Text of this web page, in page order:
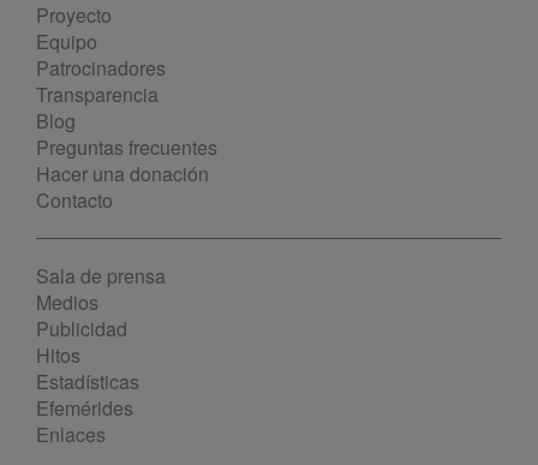
Proyecto
Equipo
Patrocinadores
Transparencia
Blog
Preguntas frecuentes
Hacer una donación
Contacto
Sala de prensa
Medios
Publicidad
Hitos
Estadísticas
Efemérides
Enlaces